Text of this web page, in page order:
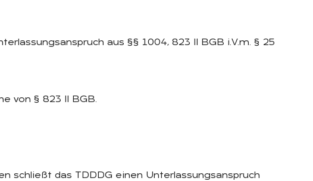
aus §§ 1004, 823 II BGB i.V.m. § 25
von § 823 II BGB.
schließt das TDDDG einen Unterlassungsanspruch